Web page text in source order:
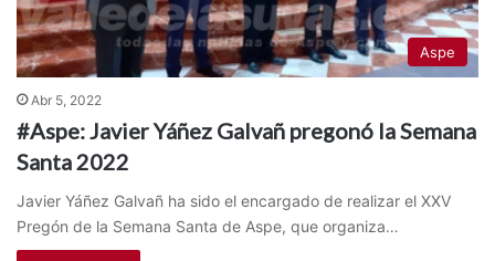
Aspe
Abr 5, 2022
#Aspe: Javier Yáñez Galvañ pregonó la Semana
Santa 2022
Javier Yáñez Galvañ ha sido el encargado de realizar el XXV
Pregón de la Semana Santa de Aspe, que organiza…